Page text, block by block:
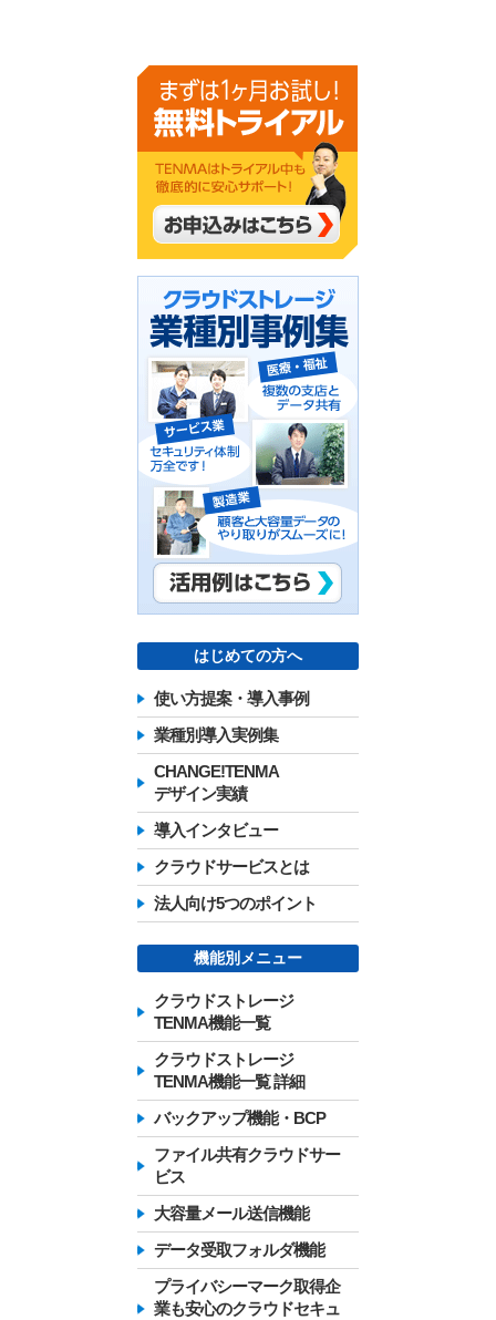
はじめての方へ
使い方提案・導入事例
業種別導入実例集
CHANGE!TENMA
デザイン実績
導入インタビュー
クラウドサービスとは
法人向け5つのポイント
機能別メニュー
クラウドストレージ
TENMA機能一覧
クラウドストレージ
TENMA機能一覧 詳細
バックアップ機能・BCP
ファイル共有クラウドサー
ビス
大容量メール送信機能
データ受取フォルダ機能
プライバシーマーク取得企
業も安心のクラウドセキュ